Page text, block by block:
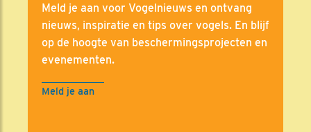
Meld je aan voor Vogelnieuws en ontvang
nieuws, inspiratie en tips over vogels. En blijf
op de hoogte van beschermingsprojecten en
evenementen.
Meld je aan